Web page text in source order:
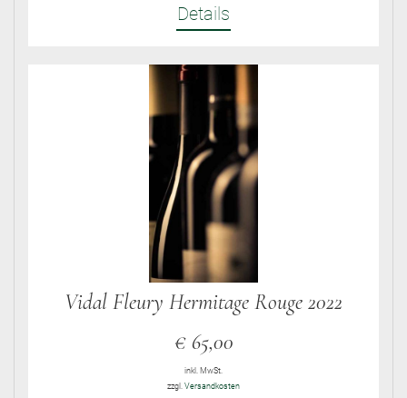
Details
Vidal Fleury Hermitage Rouge 2022
€65,00
inkl. MwSt.
zzgl. Versandkosten